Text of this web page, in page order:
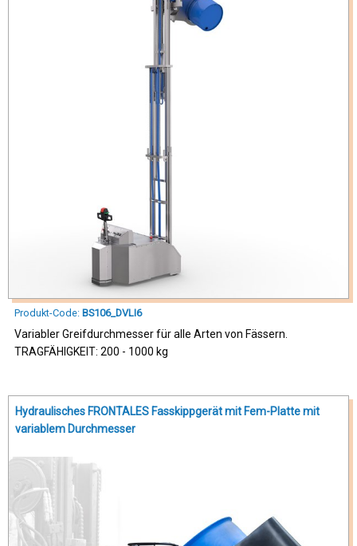
Produkt-Code: BS106_DVLI6
Variabler Greifdurchmesser für alle Arten von Fässern.
TRAGFÄHIGKEIT: 200 - 1000 kg
Hydraulisches FRONTALES Fasskippgerät mit Fem-Platte mit
variablem Durchmesser